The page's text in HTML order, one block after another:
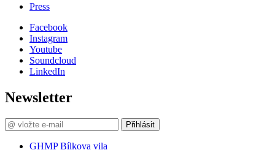
Press
Facebook
Instagram
Youtube
Soundcloud
LinkedIn
Newsletter
Přihlásit
GHMP Bílkova vila